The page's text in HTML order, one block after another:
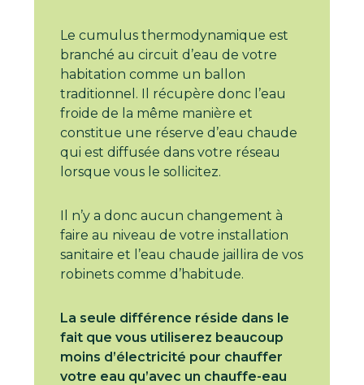
Le cumulus thermodynamique est
branché au circuit d’eau de votre
habitation comme un ballon
traditionnel. Il récupère donc l’eau
froide de la même manière et
constitue une réserve d’eau chaude
qui est diffusée dans votre réseau
lorsque vous le sollicitez.
Il n’y a donc aucun changement à
faire au niveau de votre installation
sanitaire et l’eau chaude jaillira de vos
robinets comme d’habitude.
La seule différence réside dans le
fait que vous utiliserez beaucoup
moins d’électricité pour chauffer
votre eau qu’avec un chauffe-eau